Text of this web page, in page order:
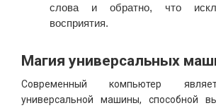
слова и обратно, что
восприятия.
Магия универсальных
Современный компьютер
универсальной машины, способной